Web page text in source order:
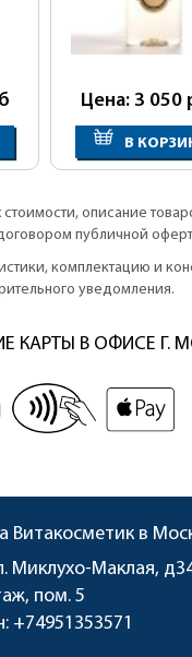
Цена: 3 050
В
описание
публичной
комплектацию и
уведомления.
КАРТЫ В ОФИСЕ Г.
Витакосметик в
Миклухо-Маклая,
пом. 5
+74951353571